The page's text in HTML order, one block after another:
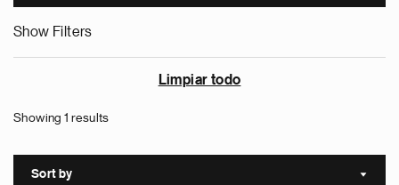
Show Filters
Limpiar todo
Showing 1 results
Sort by Sort